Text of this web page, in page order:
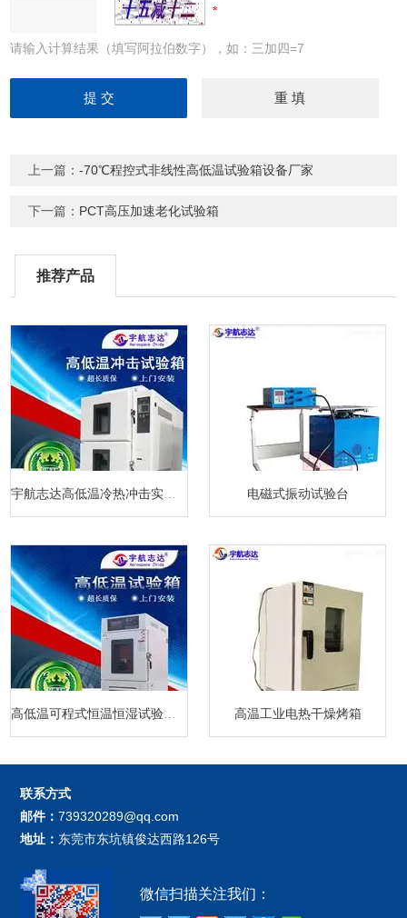
请输入计算结果（填写阿拉伯数字），如：三加四=7
上一篇：-70℃程控式非线性高低温试验箱设备厂家
下一篇： PCT高压加速老化试验箱
推荐产品
电磁式振动试验台
高温工业电热干燥烤箱
联系方式
邮件：739320289@qq.com
地址： 东莞市东坑镇俊达西路126号
微信扫描关注我们：